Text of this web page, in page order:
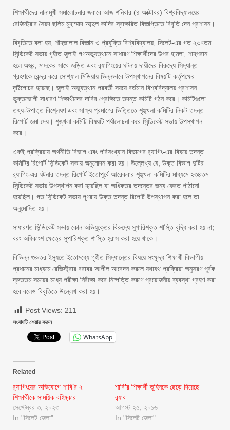
শিক্ষার্থীদের নানামুখী সমালোচনার জবাবে আজ শনিবার (৪ অক্টোবর) বিশ্ববিদ্যালয়ের
রেজিস্ট্রার সৈয়দ ছলিম মুহাম্মাদ আব্দুল কাদির স্বাক্ষরিত বিজ্ঞপ্তিতে বিবৃতি দেন প্রশাসন।
বিবৃতিতে বলা হয়, শাহজালাল বিজ্ঞান ও প্রযুক্তি বিশ্ববিদ্যালয়, সিলেট-এর গত ২৩৭তম
সিন্ডিকেট সভায় গৃহীত জুলাই গণঅভ্যুত্থানে সাধারণ শিক্ষার্থীদের ‍উপর হামলা, শাহপরান
হলে অস্ত্র, মাদকের সাথে জড়িত এবং র‌্যাগিংয়ের ঘটনায় দায়ীদের বিরুদ্ধে সিদ্ধান্ত
গ্রহণকে কেন্দ্র করে সোশ্যাল মিডিয়ায় ভিন্নভাবে উপস্থাপনের বিষয়টি কর্তৃপক্ষের
দৃষ্টিগোচর হয়েছে। জুলাই অভ্যূত্থান পরবর্তী সয়য়ে বর্তমান বিশ্ববিদ্যালয় প্রশাসন
ভুক্তভোগী সাধারণ শিক্ষার্থীদের দাবির প্রেক্ষিতে তদন্ত কমিটি গঠন করে। কমিটিগুলো
তথ্য-উপাত্ত বিশ্লেষণ এবং সাক্ষ্য প্রমাণের ভিত্তিতে শৃঙ্খলা কমিটির নিকট তদন্ত
রিপোর্ট জমা দেয়। শৃঙ্খলা কমিটি বিষয়টি পর্যালোচনা করে সিন্ডিকেট সভায় উপস্থাপন
করে।
একই প্রক্রিয়ায় অর্থনীতি বিভাগ এবং পরিসংখ্যান বিভাগের র‌্যাগিং-এর বিষয়ে তদন্ত
কমিটির রিপোর্ট সিন্ডিকেট সভায় অনুমোদন করা হয়। উল্লেখ্য যে, উক্ত বিভাগ দুটির
র‌্যাগিং-এর ঘটনার তদন্ত রিপোর্ট ইতোপূর্বে আরেকবার শৃঙ্খলা কমিটির মাধ্যমে ২৩৪তম
সিন্ডিকেট সভায় উপস্থাপন করা হয়েছিল যা অধিকতর তদন্তের জন্য ফেরত পাঠানো
হয়েছিল। গত সিন্ডিকেট সভায় পূণরায় উক্ত তদন্ত রিপোর্ট উপস্থাপন করা হলে তা
অনুমোদিত হয়।
সাধারণত সিন্ডিকেট সভায় কোন অভিযুক্তের বিরুদ্ধে সুপারিশকৃত শাস্তি বৃদ্ধি করা হয় না;
বরং অধিকাংশ ক্ষেত্রে সুপারিশকৃত শাস্তি হ্রাস করা হয়ে থাকে।
বিভিন্ন গুরুতর ইস্যুতে ইতোমধ্যে গৃহীত সিদ্ধান্তের বিষয়ে সংক্ষুদ্ধ শিক্ষার্থী বিভাগীয়
প্রধানের মাধ্যমে রেজিস্ট্রার বরাবর আপীল আবেদন করলে যথাযথ প্রক্রিয়া অনুসরণ পূর্বক
দ্রুততম সময়ের মধ্যে পরীক্ষা নিরীক্ষা করে নিষ্পত্তি করণে প্রয়োজনীয় ব্যবস্থা গ্রহণ করা
হবে বলেও বিবৃতিতে উল্লেখ করা হয়।
Post Views: 211
সংবাদটি শেয়ার করুন
WhatsApp
Related
র‍্যাগিংয়ের অভিযোগে শাবি’র ২
শিক্ষার্থীকে সাময়িক বহিষ্কার
সেপ্টেম্বর ৩, ২০২৩
In "সিলেট জেলা"
শাবি’র শিক্ষার্থী তুহিনকে ছেড়ে দিয়েছে
র‌্যাব
আগস্ট ২৫, ২০১৬
In "সিলেট জেলা"